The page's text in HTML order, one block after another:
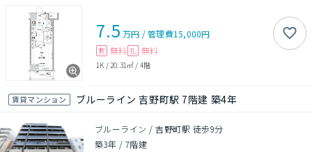
7.5 万円 /管理費15,000円
敷 無料 礼 無料
1K / 20.31㎡ / 4階
賃貸マンション ブルーライン 吉野町駅 7階建 築4年
ブルーライン / 吉野町駅 徒歩9分
築3年 / 7階建